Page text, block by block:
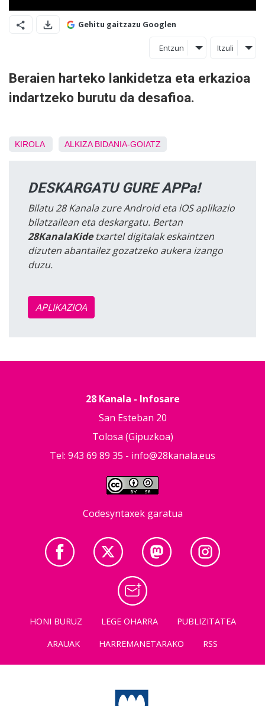
Gehitu gaitzazu Googlen
Entzun Itzuli
Beraien harteko lankidetza eta erkazioa
indartzeko burutu da desafioa.
KIROLA ALKIZA BIDANIA-GOIATZ
DESKARGATU GURE APPa!
Bilatu 28 Kanala zure Android eta iOS aplikazio
bilatzailean eta deskargatu. Bertan
28KanalaKidetxartel digitalak eskaintzen
dizuten abantailez gozatzeko aukera izango
duzu.
APLIKAZIOA
28 Kanala - Infosare
San Esteban 20
Tolosa (Gipuzkoa)
Tel: 943 69 89 35 - info@28kanala.eus
Codesyntaxek garatua
HONI BURUZ LEGE OHARRA
PUBLIZITATEA
ARAUAK
HARREMANETARAKO RSS